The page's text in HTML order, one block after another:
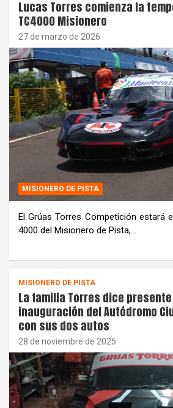
Lucas Torres comienza la
TC4000 Misionero
27 de marzo de 2026
MISIONERO DE PISTA
El Grúas Torres Competición estará
4000 del Misionero de Pista,…
MISIONERO DE PISTA
La familia Torres dice
inauguración del Autódromo
con sus dos autos
28 de noviembre de 2025